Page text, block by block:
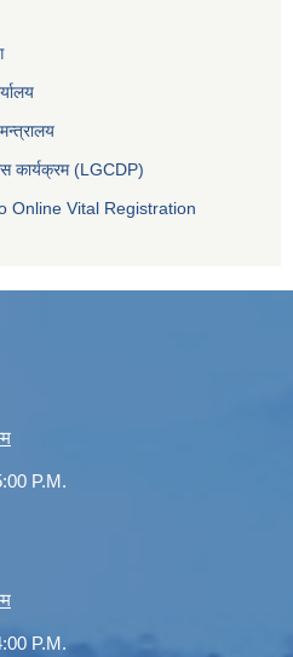
कार्यक्रम (LGCDP)
Online Vital Registration
P.M.
P.M.